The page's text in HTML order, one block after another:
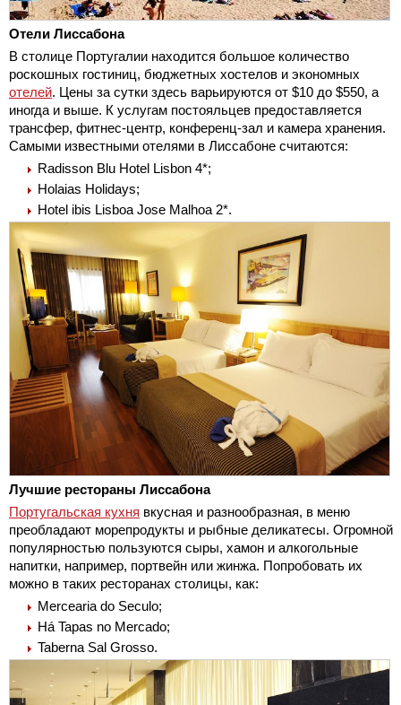
Отели Лиссабона
В столице Португалии находится большое количество
роскошных гостиниц, бюджетных хостелов и экономных
отелей. Цены за сутки здесь варьируются от $10 до $550, а
иногда и выше. К услугам постояльцев предоставляется
трансфер, фитнес-центр, конференц-зал и камера хранения.
Самыми известными отелями в Лиссабоне считаются:
Radisson Blu Hotel Lisbon 4*;
Holaias Holidays;
Hotel ibis Lisboa Jose Malhoa 2*.
Лучшие рестораны Лиссабона
Португальская кухня вкусная и разнообразная, в меню
преобладают морепродукты и рыбные деликатесы. Огромной
популярностью пользуются сыры, хамон и алкогольные
напитки, например, портвейн или жинжа. Попробовать их
можно в таких ресторанах столицы, как:
Mercearia do Seculo;
Há Tapas no Mercado;
Taberna Sal Grosso.